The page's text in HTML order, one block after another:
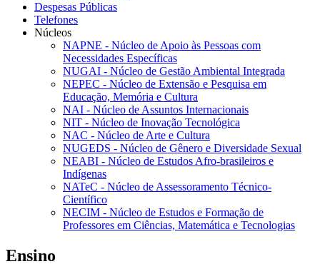
Despesas Públicas
Telefones
Núcleos
NAPNE - Núcleo de Apoio às Pessoas com
Necessidades Específicas
NUGAI - Núcleo de Gestão Ambiental Integrada
NEPEC - Núcleo de Extensão e Pesquisa em
Educação, Memória e Cultura
NAI - Núcleo de Assuntos Internacionais
NIT - Núcleo de Inovação Tecnológica
NAC - Núcleo de Arte e Cultura
NUGEDS - Núcleo de Gênero e Diversidade Sexual
NEABI - Núcleo de Estudos Afro-brasileiros e
Indígenas
NATeC - Núcleo de Assessoramento Técnico-
Científico
NECIM - Núcleo de Estudos e Formação de
Professores em Ciências, Matemática e Tecnologias
Ensino